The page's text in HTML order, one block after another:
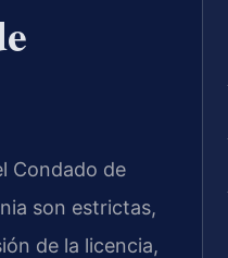
Condado de
son estrictas,
de la licencia,